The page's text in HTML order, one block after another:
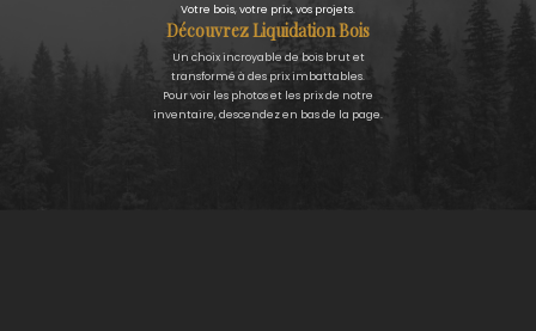
Votre bois, votre prix, vos projets.
Découvrez Liquidation Bois
Un choix incroyable de bois brut et
transformé à des prix imbattables.
Pour voir les photos et les prix de notre
inventaire, descendez en bas de la page.